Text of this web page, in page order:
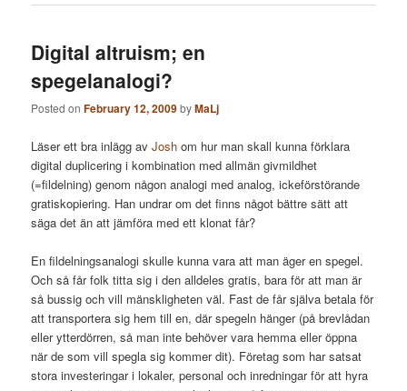
Digital altruism; en
spegelanalogi?
Posted onFebruary 12, 2009byMaLj
Läser ett bra inlägg avJosh om hur man skall kunna förklara
digital duplicering i kombination med allmän givmildhet
(=fildelning) genom någon analogi med analog, ickeförstörande
gratiskopiering. Han undrar om det finns något bättre sätt att
säga det än att jämföra med ett klonat får?
En fildelningsanalogi skulle kunna vara att man äger en spegel.
Och så får folk titta sig i den alldeles gratis, bara för att man är
så bussig och vill mänskligheten väl. Fast de får själva betala för
att transportera sig hem till en, där spegeln hänger (på brevlådan
eller ytterdörren, så man inte behöver vara hemma eller öppna
när de som vill spegla sig kommer dit). Företag som har satsat
stora investeringar i lokaler, personal och inredningar för att hyra